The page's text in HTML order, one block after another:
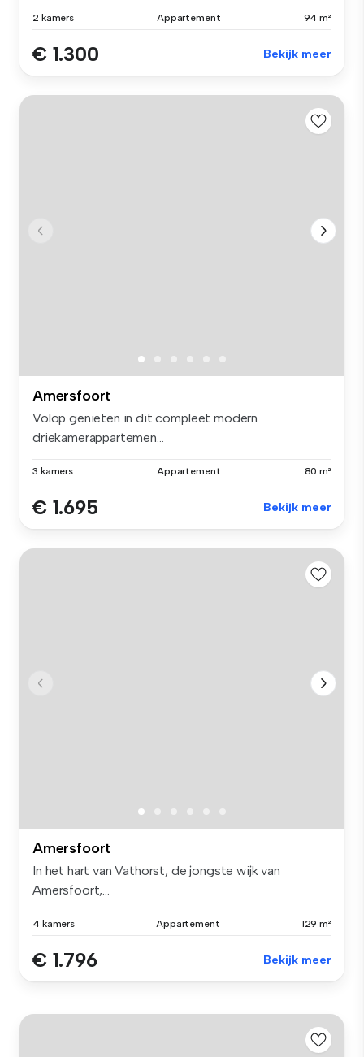
2 kamers Appartement 94 m²
€ 1.300 Bekijk meer
Amersfoort
Volop genieten in dit compleet modern
driekamerappartemen...
3 kamers Appartement 80 m²
€ 1.695 Bekijk meer
Amersfoort
In het hart van Vathorst, de jongste wijk van
Amersfoort,...
4 kamers Appartement 129 m²
€ 1.796 Bekijk meer